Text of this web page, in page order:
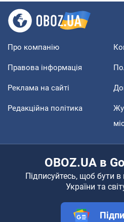
Про компанію
Правова інформація
Реклама на сайті
Редакційна політика
OBOZ.UA в
Підписуйтесь, щоб бути в
України та